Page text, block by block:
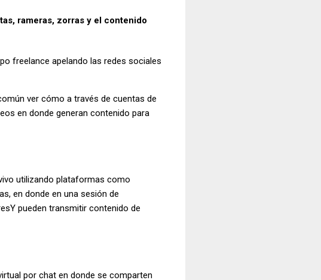
rameras, zorras y el contenido
freelance apelando las redes sociales
ver cómo a través de cuentas de
en donde generan contenido para
utilizando plataformas como
en donde en una sesión de
pueden transmitir contenido de
por chat en donde se comparten